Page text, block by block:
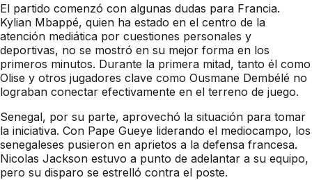
El partido comenzó con algunas dudas para Francia.
Kylian Mbappé, quien ha estado en el centro de la
atención mediática por cuestiones personales y
deportivas, no se mostró en su mejor forma en los
primeros minutos. Durante la primera mitad, tanto él como
Olise y otros jugadores clave como Ousmane Dembélé no
lograban conectar efectivamente en el terreno de juego.
Senegal, por su parte, aprovechó la situación para tomar
la iniciativa. Con Pape Gueye liderando el mediocampo, los
senegaleses pusieron en aprietos a la defensa francesa.
Nicolas Jackson estuvo a punto de adelantar a su equipo,
pero su disparo se estrelló contra el poste.